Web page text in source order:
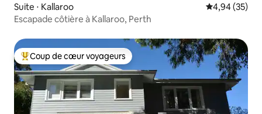
Suite ⋅ Kallaroo Évaluation
4,94 (35)
Escapade côtière à Kallaroo, Perth
Coups de cœur voyageurs les plus appréciés
Coup de cœur voyageurs